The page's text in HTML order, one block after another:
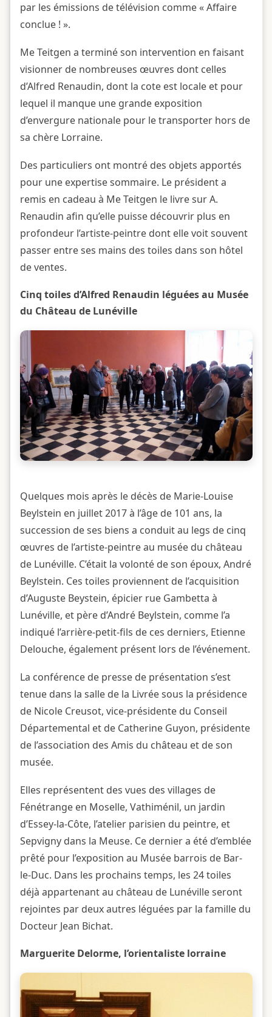
par les émissions de télévision comme « Affaire
conclue ! ».
Me Teitgen a terminé son intervention en faisant
visionner de nombreuses œuvres dont celles
d’Alfred Renaudin, dont la cote est locale et pour
lequel il manque une grande exposition
d’envergure nationale pour le transporter hors de
sa chère Lorraine.
Des particuliers ont montré des objets apportés
pour une expertise sommaire. Le président a
remis en cadeau à Me Teitgen le livre sur A.
Renaudin afin qu’elle puisse découvrir plus en
profondeur l’artiste-peintre dont elle voit souvent
passer entre ses mains des toiles dans son hôtel
de ventes.
Cinq toiles d’Alfred Renaudin léguées au Musée
du Château de Lunéville
Quelques mois après le décès de Marie-Louise
Beylstein en juillet 2017 à l’âge de 101 ans, la
succession de ses biens a conduit au legs de cinq
œuvres de l’artiste-peintre au musée du château
de Lunéville. C’était la volonté de son époux, André
Beylstein. Ces toiles proviennent de l’acquisition
d’Auguste Beystein, épicier rue Gambetta à
Lunéville, et père d’André Beylstein, comme l’a
indiqué l’arrière-petit-fils de ces derniers, Etienne
Delouche, également présent lors de l’événement.
La conférence de presse de présentation s’est
tenue dans la salle de la Livrée sous la présidence
de Nicole Creusot, vice-présidente du Conseil
Départemental et de Catherine Guyon, présidente
de l’association des Amis du château et de son
musée.
Elles représentent des vues des villages de
Fénétrange en Moselle, Vathiménil, un jardin
d’Essey-la-Côte, l’atelier parisien du peintre, et
Sepvigny dans la Meuse. Ce dernier a été d’emblée
prêté pour l’exposition au Musée barrois de Bar-
le-Duc. Dans les prochains temps, les 24 toiles
déjà appartenant au château de Lunéville seront
rejointes par deux autres léguées par la famille du
Docteur Jean Bichat.
Marguerite Delorme, l’orientaliste lorraine